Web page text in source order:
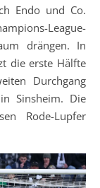
Endo und Co.
League-
drängen. In
die erste Hälfte
Durchgang
Sinsheim. Die
Rode-Lupfer